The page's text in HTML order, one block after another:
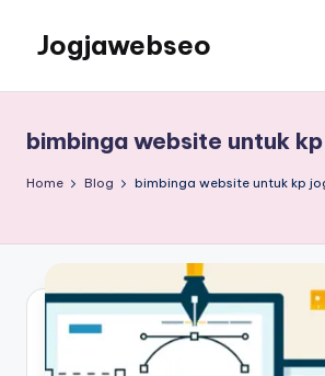
Jogjawebseo
bimbinga website untuk
Home Blog bimbinga website untuk kp